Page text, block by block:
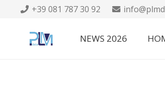
+39 081 787 30 92
NEWS 2026